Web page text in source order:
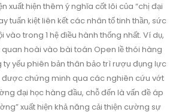
xuất hiện thêm ý nghĩa cốt lõi của “chị đại
tuấn kiệt liên kết các nhân tố tinh thần, sức
trong 1 hệ điều hành thống nhất. Ví dụ,
hoài vào bài toán Open lề thói hàng
yếu phiên bản thân bảo trì rượu đụng lực
được chứng minh qua các nghiên cứu vớt
đại học hàng đầu, chỗ đến là vấn đề áp
xuất hiện khả năng cải thiện cường sự